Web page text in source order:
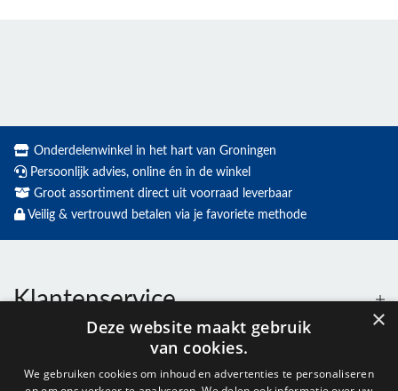
Onderdelenwinkel in het hart van Groningen
Persoonlijk advies, online én in de winkel
Groot assortiment direct uit voorraad leverbaar
Veilig & vertrouwd betalen via je favoriete methode
Klantenservice
×
Deze website maakt gebruik
van cookies.
We gebruiken cookies om inhoud en advertenties te personaliseren